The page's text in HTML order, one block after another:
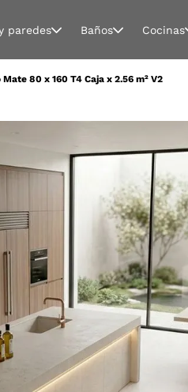
paredes Baños Cocinas
80 x 160 T4 Caja x 2.56 m² V2